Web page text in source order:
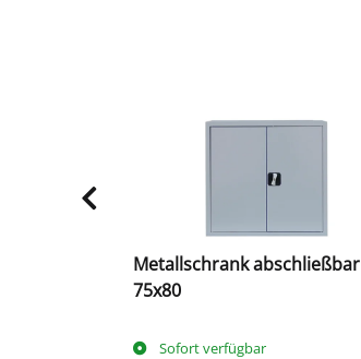
Metallschrank abschließbar
75x80
Sofort verfügbar